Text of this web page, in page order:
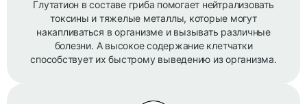
Глутатион в составе гриба помогает нейтрализовать
токсины и тяжелые металлы, которые могут
накапливаться в организме и вызывать различные
болезни. А высокое содержание клетчатки
способствует их быстрому выведению из организма.